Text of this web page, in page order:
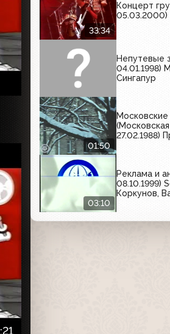
33:34
Концерт
05.03.2000)
Непутевые
04.01.1998)
Сингапур
01:50
27.02.1988)
03:10
Реклама и
08.10.1999)
Коркунов,